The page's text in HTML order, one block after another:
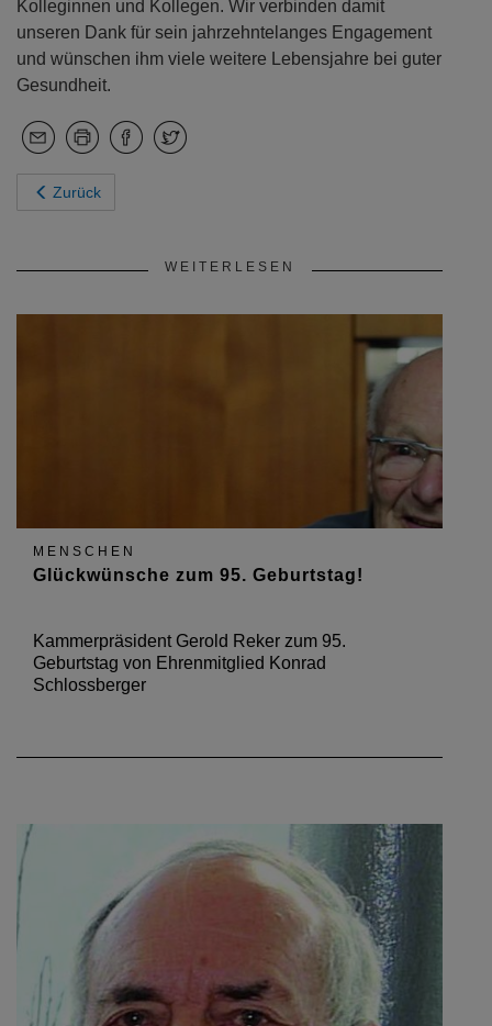
Kolleginnen und Kollegen. Wir verbinden damit
unseren Dank für sein jahrzehntelanges Engagement
und wünschen ihm viele weitere Lebensjahre bei guter
Gesundheit.
Zurück
WEITERLESEN
MENSCHEN
Glückwünsche zum 95. Geburtstag!
Kammerpräsident Gerold Reker zum 95.
Geburtstag von Ehrenmitglied Konrad
Schlossberger